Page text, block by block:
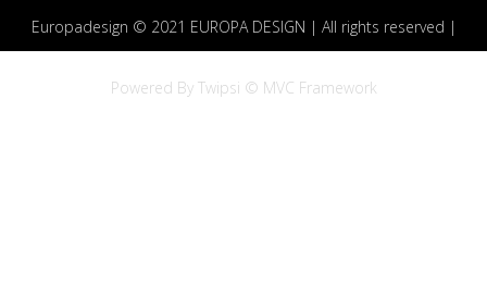
Europadesign © 2021 EUROPA DESIGN | All rights reserved |
Powered By Twipsi © MVC Framework